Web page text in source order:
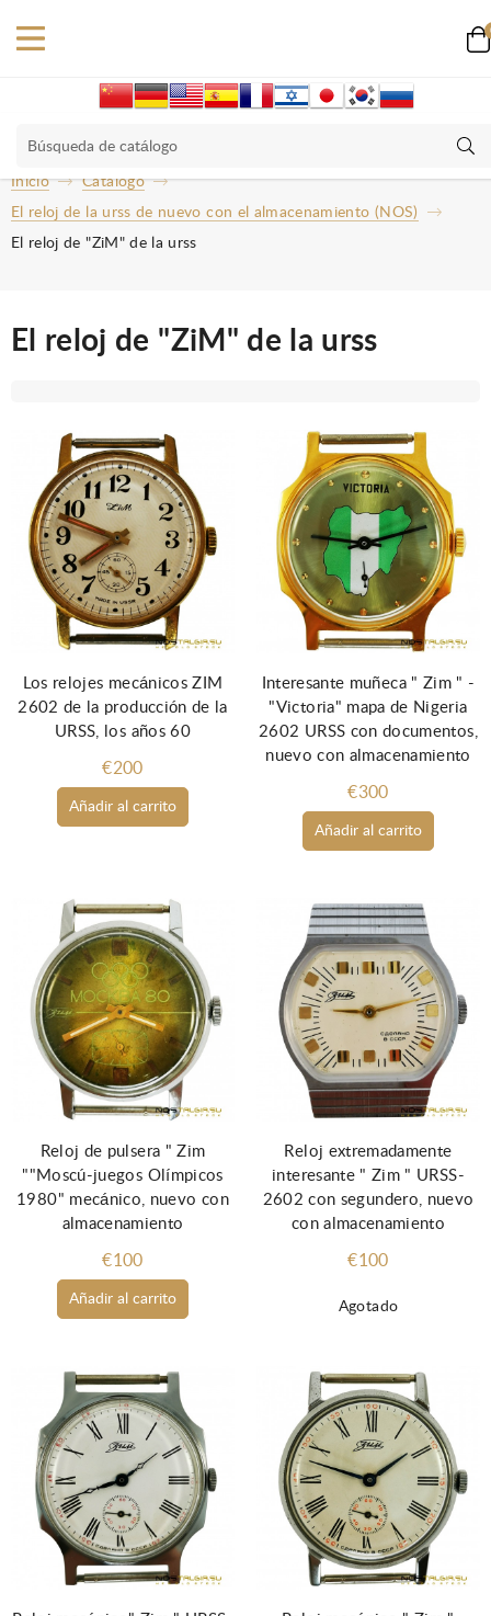
Inicio
Catalogo
El reloj de la urss de nuevo con el almacenamiento (NOS)
El reloj de "ZiM" de la urss
El reloj de "ZiM" de la urss
Añadir al carrito
Los relojes mecánicos ZIM
2602 de la producción de la
URSS, los años 60
€200
Añadir al carrito
Interesante muñeca " Zim " -
"Victoria" mapa de Nigeria
2602 URSS con documentos,
nuevo con almacenamiento
€300
Añadir al carrito
Reloj de pulsera " Zim
""Moscú-juegos Olímpicos
1980" mecánico, nuevo con
almacenamiento
€100
Agotado
Reloj extremadamente
interesante " Zim " URSS-
2602 con segundero, nuevo
con almacenamiento
€100